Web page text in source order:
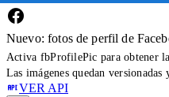
Nuevo: fotos de perfil de
Activa fbProfilePic para obtener
Las imágenes quedan versionadas
VER API